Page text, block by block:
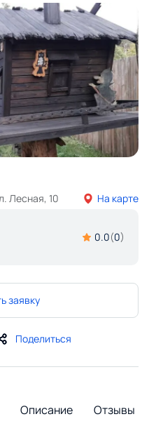
Лесная, 10 На карте
0.0(0)
заявку
Поделиться
Описание Отзывы